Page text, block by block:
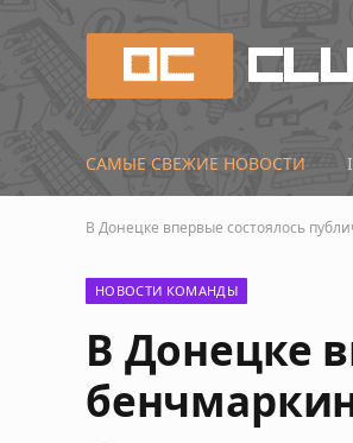
САМЫЕ СВЕЖИЕ НОВОСТИ
В Донецке впервые состоялось
НОВОСТИ КОМАНДЫ
В Донецке